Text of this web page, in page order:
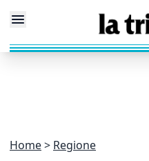
Home Regione